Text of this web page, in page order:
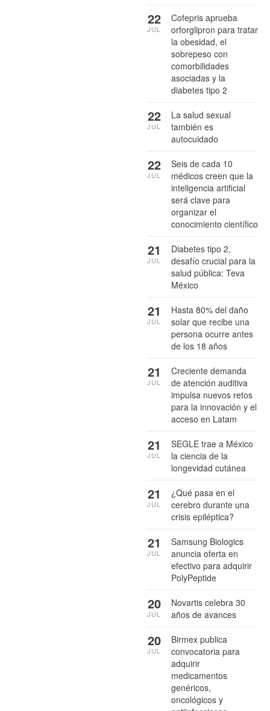
Cofepris aprueba
orforglipron para tratar
la obesidad, el
sobrepeso con
comorbilidades
asociadas y la
diabetes tipo 2
22
JUL
La salud sexual
también es
autocuidado
22
JUL
Seis de cada 10
médicos creen que la
inteligencia artificial
será clave para
organizar el
conocimiento científico
22
JUL
Diabetes tipo 2,
desafío crucial para la
salud pública: Teva
México
21
JUL
Hasta 80% del daño
solar que recibe una
persona ocurre antes
de los 18 años
21
JUL
Creciente demanda
de atención auditiva
impulsa nuevos retos
para la innovación y el
acceso en Latam
21
JUL
SEGLE trae a México
la ciencia de la
longevidad cutánea
21
JUL
¿Qué pasa en el
cerebro durante una
crisis epiléptica?
21
JUL
Samsung Biologics
anuncia oferta en
efectivo para adquirir
PolyPeptide
21
JUL
Novartis celebra 30
años de avances
20
JUL
Birmex publica
convocatoria para
adquirir
medicamentos
genéricos,
oncológicos y
20
JUL